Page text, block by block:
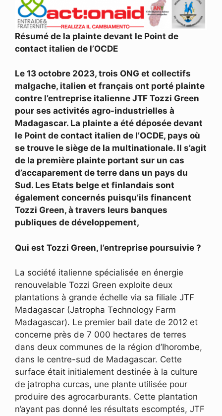
Résumé de la plainte devant le Point de
contact italien de l’OCDE
Le 13 octobre 2023, trois ONG et collectifs
malgache, italien et français ont porté plainte
contre l’entreprise italienne JTF Tozzi Green
pour ses activités agro-industrielles à
Madagascar. La plainte a été déposée devant
le Point de contact italien de l’OCDE, pays où
se trouve le siège de la multinationale. Il s’agit
de la première plainte portant sur un cas
d’accaparement de terre dans un pays du
Sud. Les Etats belge et finlandais sont
également concernés puisqu’ils financent
Tozzi Green, à travers leurs banques
publiques de développement,
Qui est Tozzi Green, l’entreprise poursuivie ?
La société italienne spécialisée en énergie
renouvelable Tozzi Green exploite deux
plantations à grande échelle via sa filiale JTF
Madagascar (Jatropha Technology Farm
Madagascar). Le premier bail date de 2012 et
concerne près de 7 000 hectares de terres
dans deux communes de la région d’Ihorombe,
dans le centre-sud de Madagascar. Cette
surface était initialement destinée à la culture
de jatropha curcas, une plante utilisée pour
produire des agrocarburants. Cette plantation
n’ayant pas donné les résultats escomptés, JTF